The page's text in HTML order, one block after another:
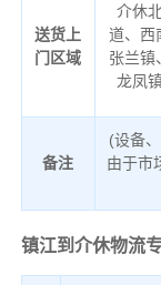
送货上
门区域
介休
道、西
张兰镇
龙凤
备注
(设备
由于市
镇江到介休物流